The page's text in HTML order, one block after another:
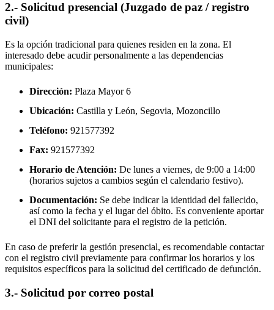
2.- Solicitud presencial (Juzgado de paz / registro
civil)
Es la opción tradicional para quienes residen en la zona. El
interesado debe acudir personalmente a las dependencias
municipales:
Dirección: Plaza Mayor 6
Ubicación: Castilla y León, Segovia, Mozoncillo
Teléfono: 921577392
Fax: 921577392
Horario de Atención: De lunes a viernes, de 9:00 a 14:00
(horarios sujetos a cambios según el calendario festivo).
Documentación: Se debe indicar la identidad del fallecido,
así como la fecha y el lugar del óbito. Es conveniente aportar
el DNI del solicitante para el registro de la petición.
En caso de preferir la gestión presencial, es recomendable contactar
con el registro civil previamente para confirmar los horarios y los
requisitos específicos para la solicitud del certificado de defunción.
3.- Solicitud por correo postal